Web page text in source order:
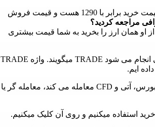
به اختلاف ASK و BID اسپرد میگویند. برای مثال در طلا قیمت خرید برابر با 1290 هست و قیمت فروش
مراجعه کردید؟
او همان ارز را بخرید به شما قیمت بیشتری
به هر معامله ای که در بازار فارکس و یا دیگر بازارهای مالی انجام می شود TRADE میگویند. واژه TRADE
ایم.
به کسی که در بازار فارکس و یا دیگر بازارهای مالی مانند بورس، آتی و CFD معامله می کند، معامله گر یا